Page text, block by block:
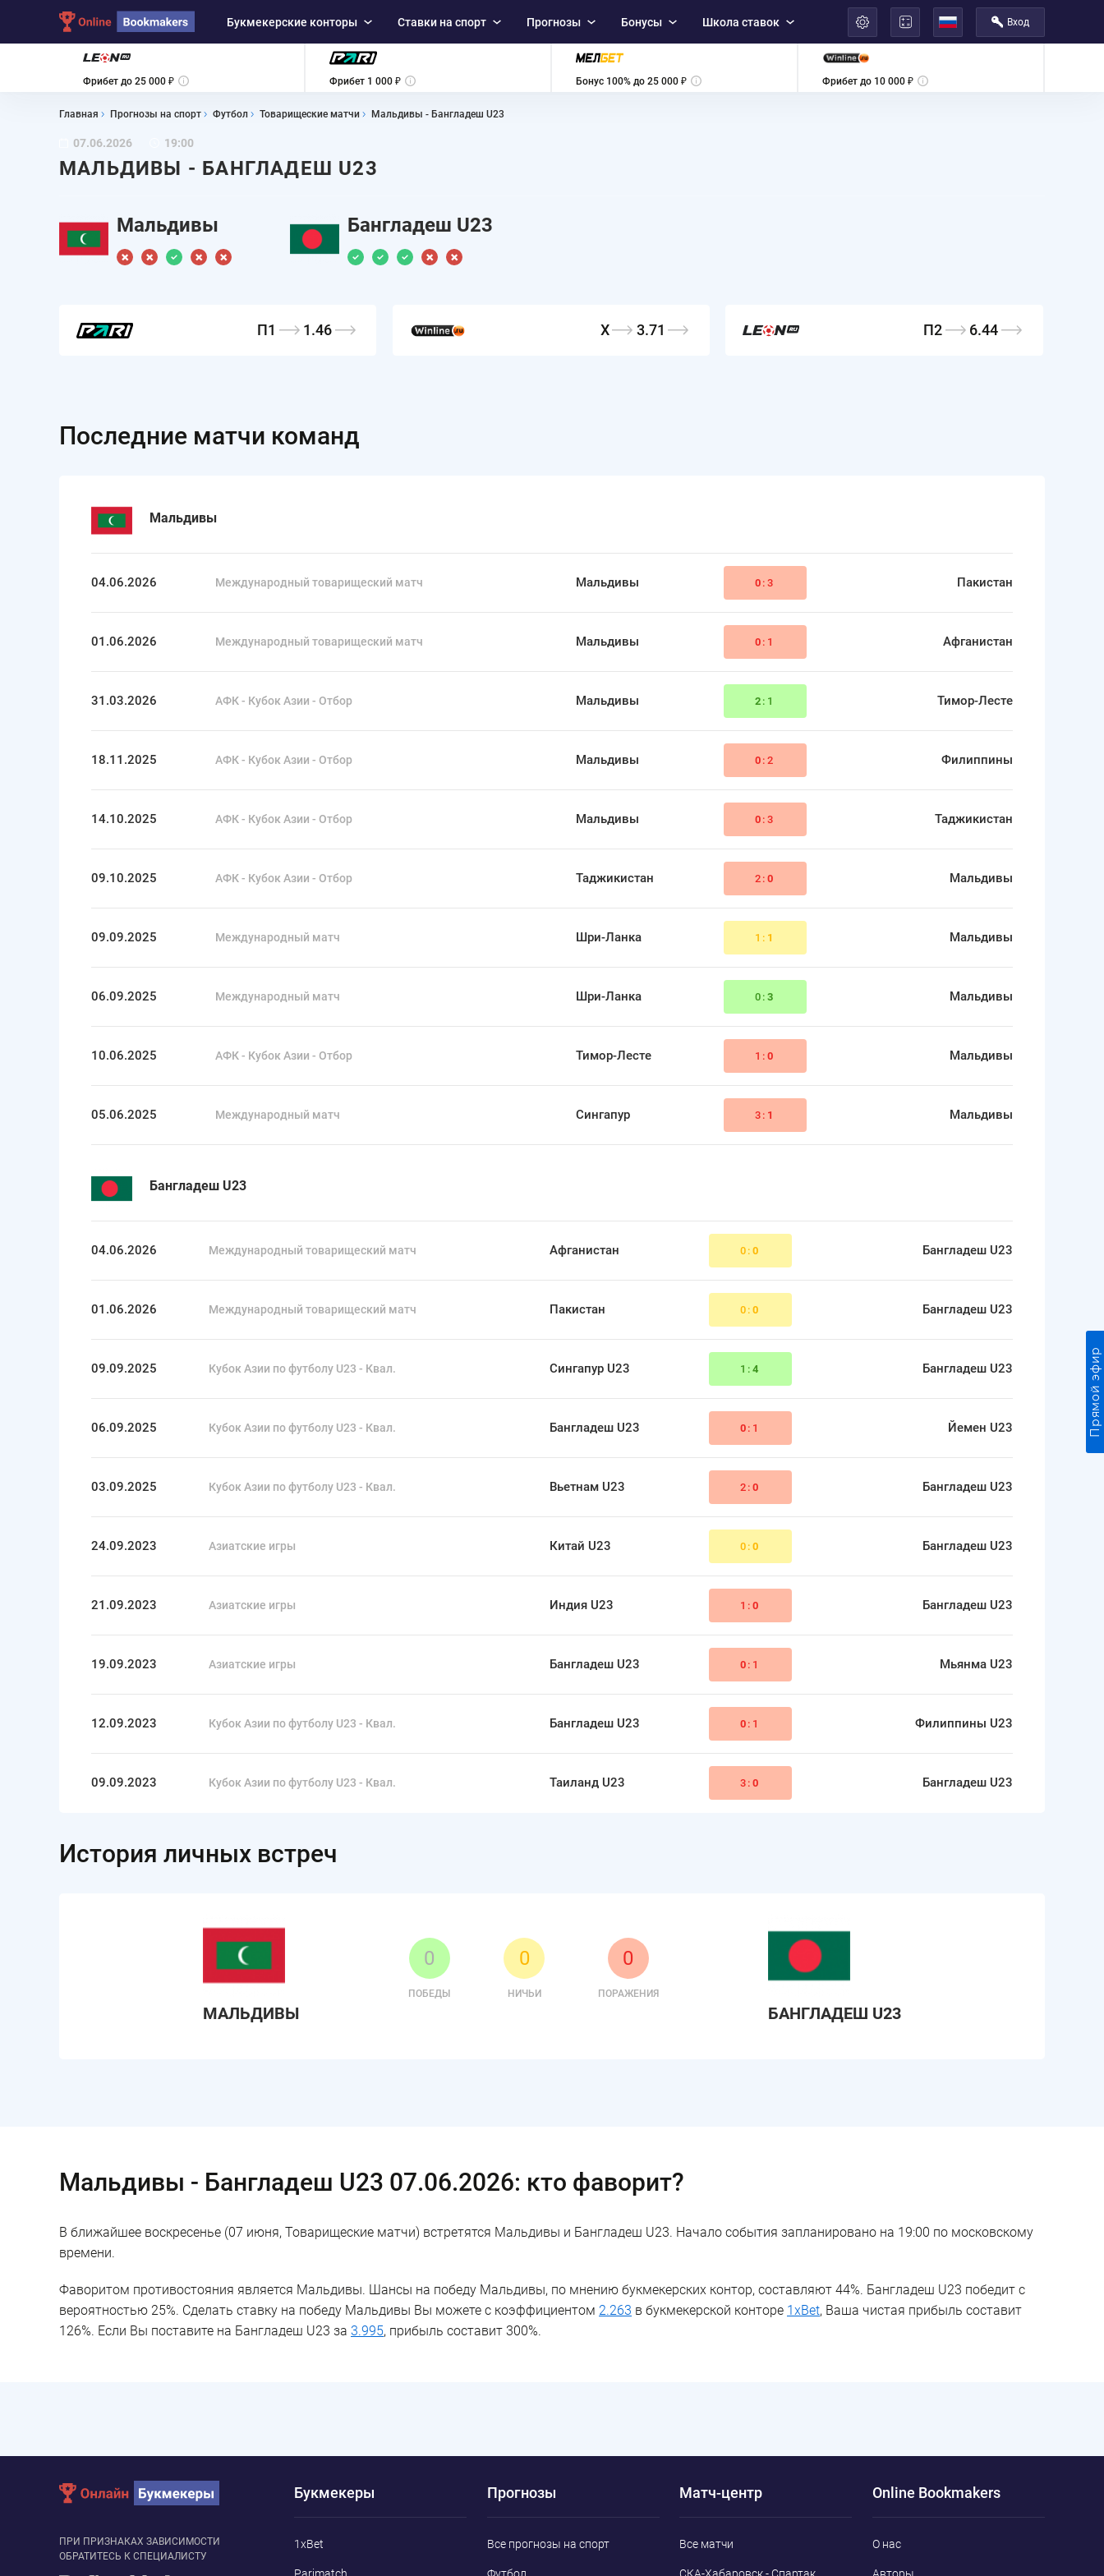
Букмекерские конторы Ставки на спорт Прогнозы Бонусы Школа ставок Вход
Фрибет до 25 000 ₽ Фрибет 1 000 ₽ Бонус 100% до 25 000 ₽ Фрибет до 10 000 ₽
Главная Прогнозы на спорт Футбол Товарищеские матчи Мальдивы - Бангладеш U23
07.06.2026 19:00
МАЛЬДИВЫ - БАНГЛАДЕШ U23
Мальдивы Бангладеш U23
П1 1.46 X 3.71 П2 6.44
Последние матчи команд
Мальдивы
04.06.2026 Международный товарищеский матч Мальдивы 0 :3 Пакистан
01.06.2026 Международный товарищеский матч Мальдивы 0 :1 Афганистан
31.03.2026 АФК - Кубок Азии - Отбор Мальдивы 2 :1 Тимор-Лесте
18.11.2025 АФК - Кубок Азии - Отбор Мальдивы 0 :2 Филиппины
14.10.2025 АФК - Кубок Азии - Отбор Мальдивы 0 :3 Таджикистан
09.10.2025 АФК - Кубок Азии - Отбор Таджикистан 2: 0 Мальдивы
09.09.2025 Международный матч Шри-Ланка 1: 1 Мальдивы
06.09.2025 Международный матч Шри-Ланка 0: 3 Мальдивы
10.06.2025 АФК - Кубок Азии - Отбор Тимор-Лесте 1: 0 Мальдивы
05.06.2025 Международный матч Сингапур 3: 1 Мальдивы
Бангладеш U23
04.06.2026 Международный товарищеский матч Афганистан 0: 0 Бангладеш U23
01.06.2026 Международный товарищеский матч Пакистан 0: 0 Бангладеш U23
09.09.2025 Кубок Азии по футболу U23 - Квал. Сингапур U23 1: 4 Бангладеш U23
06.09.2025 Кубок Азии по футболу U23 - Квал. Бангладеш U23 0 :1 Йемен U23
03.09.2025 Кубок Азии по футболу U23 - Квал. Вьетнам U23 2: 0 Бангладеш U23
24.09.2023 Азиатские игры Китай U23 0: 0 Бангладеш U23
21.09.2023 Азиатские игры Индия U23 1: 0 Бангладеш U23
19.09.2023 Азиатские игры Бангладеш U23 0 :1 Мьянма U23
12.09.2023 Кубок Азии по футболу U23 - Квал. Бангладеш U23 0 :1 Филиппины U23
09.09.2023 Кубок Азии по футболу U23 - Квал. Таиланд U23 3: 0 Бангладеш U23
История личных встреч
МАЛЬДИВЫ
0
ПОБЕДЫ
0
НИЧЬИ
0
ПОРАЖЕНИЯ
БАНГЛАДЕШ U23
Мальдивы - Бангладеш U23 07.06.2026: кто фаворит?
В ближайшее воскресенье (07 июня, Товарищеские матчи) встретятся Мальдивы и Бангладеш U23. Начало события запланировано на 19:00 по московскому
времени.
Фаворитом противостояния является Мальдивы. Шансы на победу Мальдивы, по мнению букмекерских контор, составляют 44%. Бангладеш U23 победит с
вероятностью 25%. Сделать ставку на победу Мальдивы Вы можете с коэффициентом 2.263 в букмекерской конторе 1xBet, Ваша чистая прибыль составит
126%. Если Вы поставите на Бангладеш U23 за 3.995, прибыль составит 300%.
ПРИ ПРИЗНАКАХ ЗАВИСИМОСТИ
ОБРАТИТЕСЬ К СПЕЦИАЛИСТУ
Букмекеры
1xBet
Прогнозы
Все прогнозы на спорт
Матч-центр
Все матчи
Online Bookmakers
О нас
Прямой эфир